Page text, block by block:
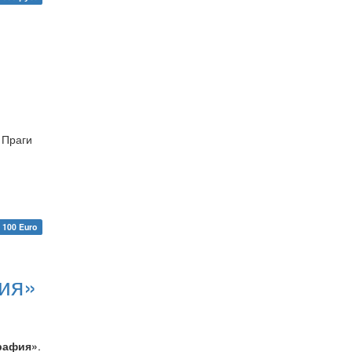
100 Euro
.